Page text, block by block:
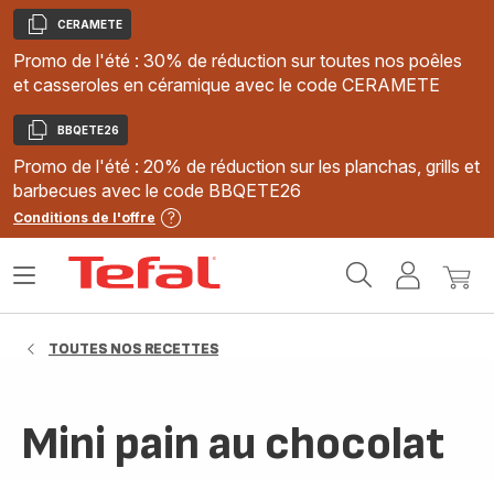
Copier
CERAMETE
Promo de l'été : 30% de réduction sur toutes nos poêles
et casseroles en céramique avec le code CERAMETE
Copier
BBQETE26
Promo de l'été : 20% de réduction sur les planchas, grills et
barbecues avec le code BBQETE26
Conditions de l'offre
MonMon
Ouvrir
TOUTES NOS RECETTES
Mini pain au chocolat